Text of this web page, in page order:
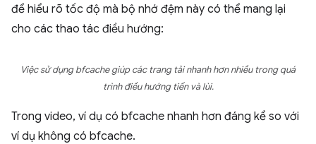
để hiểu rõ tốc độ mà bộ nhớ đệm này có thể mang lại
cho các thao tác điều hướng:
Việc sử dụng bfcache giúp các trang tải nhanh hơn nhiều trong quá
trình điều hướng tiến và lùi.
Trong video, ví dụ có bfcache nhanh hơn đáng kể so với
ví dụ không có bfcache.